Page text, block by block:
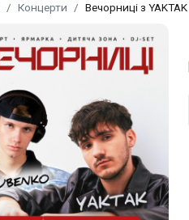
Концерти Вечорниці з YAKTAK